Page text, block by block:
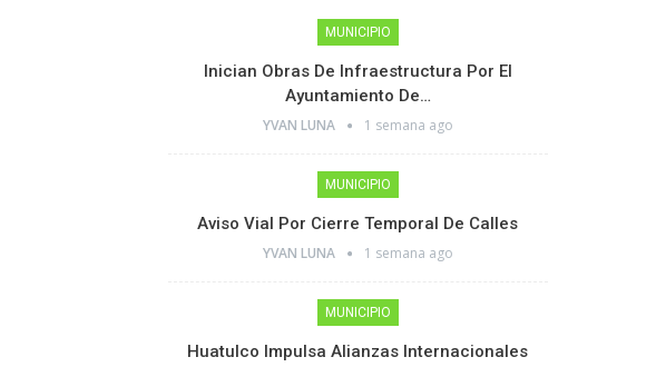
MUNICIPIO
Inician Obras De Infraestructura Por El
Ayuntamiento De…
YVAN LUNA 1 semana ago
MUNICIPIO
Aviso Vial Por Cierre Temporal De Calles
YVAN LUNA 1 semana ago
MUNICIPIO
Huatulco Impulsa Alianzas Internacionales